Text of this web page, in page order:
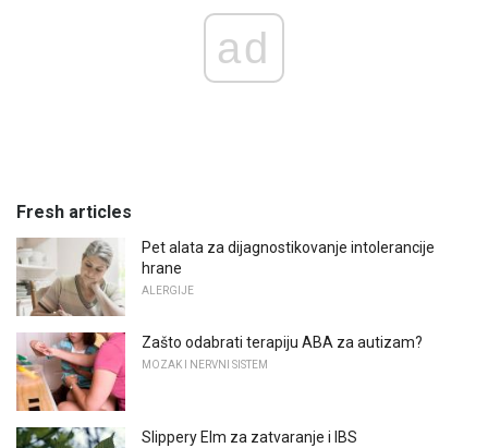
ad
Fresh articles
Pet alata za dijagnostikovanje intolerancije
hrane
ALERGIJE
Zašto odabrati terapiju ABA za autizam?
MOZAK I NERVNI SISTEM
Slippery Elm za zatvaranje i IBS